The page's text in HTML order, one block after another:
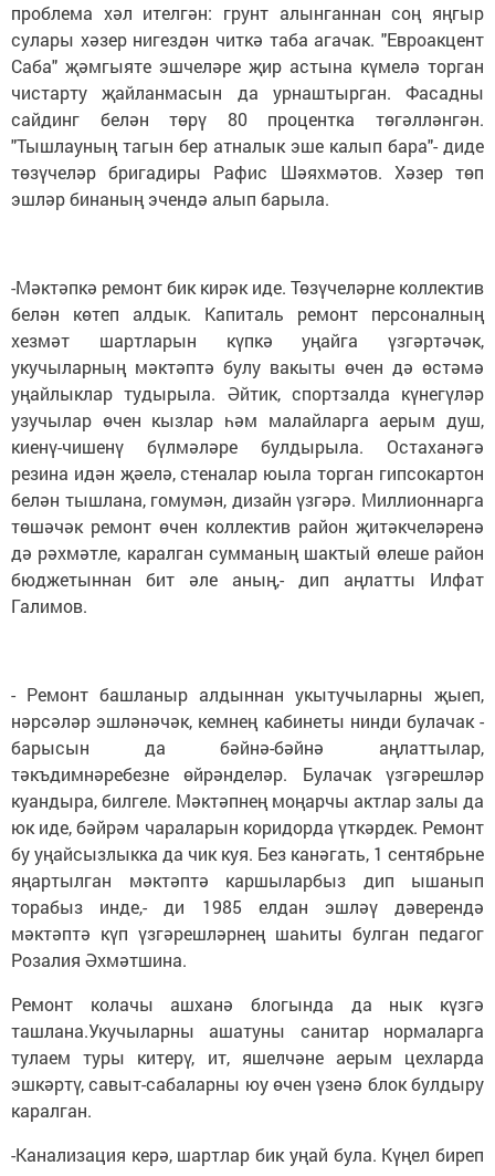
проблема хәл ителгән: грунт алынганнан соң яңгыр
сулары хәзер нигездән читкә таба агачак. "Евроакцент
Саба" җәмгыяте эшчеләре җир астына күмелә торган
чистарту җайланмасын да урнаштырган. Фасадны
сайдинг белән төрү 80 процентка төгәлләнгән.
"Тышлауның тагын бер атналык эше калып бара"- диде
төзүчеләр бригадиры Рафис Шәяхмәтов. Хәзер төп
эшләр бинаның эчендә алып барыла.
-Мәктәпкә ремонт бик кирәк иде. Төзүчеләрне коллектив
бе­лән көтеп алдык. Капиталь ремонт персоналның
хезмәт шартларын күпкә уңайга үзгәртәчәк,
укучыларның мәктәптә булу вакыты өчен дә өстәмә
уңайлыклар тудырыла. Әйтик, спортзалда күнегүләр
узучылар өчен кызлар һәм малайларга аерым душ,
киенү-чишенү бүлмәләре булдырыла. Остаханәгә
резина идән җәелә, стеналар юыла торган гипсокартон
белән тышлана, гомумән, дизайн үзгәрә. Миллионнарга
төшәчәк ремонт өчен коллектив район җитәкчеләренә
дә рәхмәтле, каралган сумманың шактый өлеше район
бюджетыннан бит әле аның,- дип аңлатты Илфат
Галимов.
- Ремонт башланыр алдыннан укытучыларны җыеп,
нәр­сәләр эшләнәчәк, кемнең кабинеты нинди булачак -
барысын да бәйнә-бәйнә аңлаттылар,
тәкъдимнәребезне өйрәнделәр. Булачак үзгәрешләр
куандыра, билгеле. Мәктәпнең моңарчы актлар залы да
юк иде, бәйрәм чараларын коридорда үткәрдек. Ремонт
бу уңайсызлыкка да чик куя. Без канәгать, 1 сентябрьне
яңартылган мәктәптә каршыларбыз дип ышанып
торабыз инде,- ди 1985 елдан эшләү дәверендә
мәктәптә күп үзгәрешләрнең ша­һиты булган педагог
Розалия Әхмәтшина.
Ремонт колачы ашханә блогында да нык күзгә
ташлана.Укучыларны ашатуны санитар нормаларга
тулаем туры китерү, ит, яшелчәне аерым цехларда
эшкәртү, савыт-сабаларны юу өчен үзенә блок булдыру
каралган.
-Канализация керә, шартлар бик уңай була. Күңел биреп